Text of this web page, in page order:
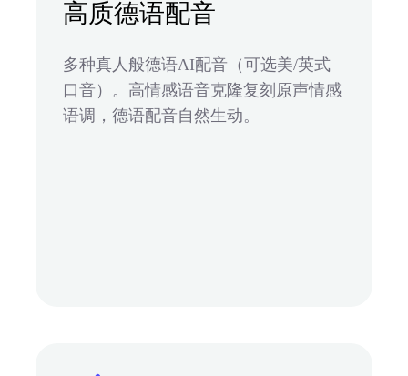
高质德语配音
多种真人般德语AI配音（可选美/英式
口音）。高情感语音克隆复刻原声情感
语调，德语配音自然生动。